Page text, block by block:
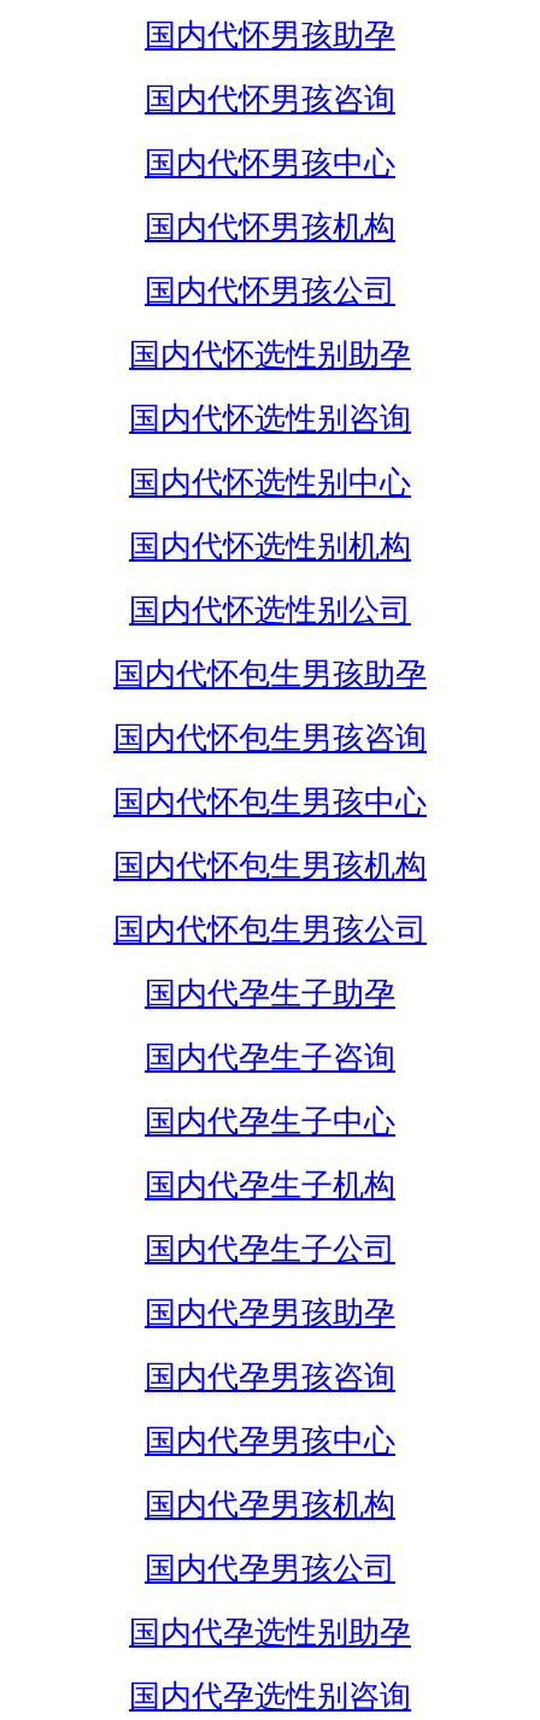
国内代怀男孩助孕
国内代怀男孩咨询
国内代怀男孩中心
国内代怀男孩机构
国内代怀男孩公司
国内代怀选性别助孕
国内代怀选性别咨询
国内代怀选性别中心
国内代怀选性别机构
国内代怀选性别公司
国内代怀包生男孩助孕
国内代怀包生男孩咨询
国内代怀包生男孩中心
国内代怀包生男孩机构
国内代怀包生男孩公司
国内代孕生子助孕
国内代孕生子咨询
国内代孕生子中心
国内代孕生子机构
国内代孕生子公司
国内代孕男孩助孕
国内代孕男孩咨询
国内代孕男孩中心
国内代孕男孩机构
国内代孕男孩公司
国内代孕选性别助孕
国内代孕选性别咨询